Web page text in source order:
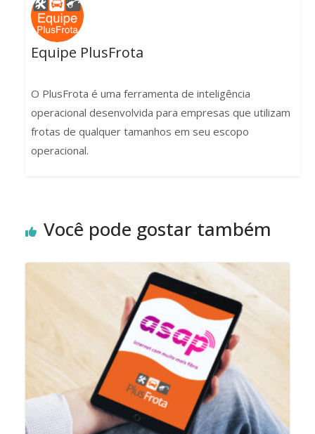
Equipe PlusFrota
O PlusFrota é uma ferramenta de inteligência
operacional desenvolvida para empresas que utilizam
frotas de qualquer tamanhos em seu escopo
operacional.
Você pode gostar também